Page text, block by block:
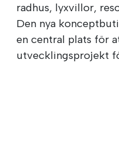
radhus, lyxvillor,
Den nya
en central plats för
utvecklingsprojekt